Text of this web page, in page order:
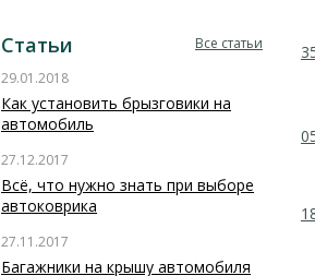
Статьи
Все статьи
29.01.2018
Как установить брызговики на
автомобиль
27.12.2017
Всё, что нужно знать при выборе
автоковрика
27.11.2017
Багажники на крышу автомобиля